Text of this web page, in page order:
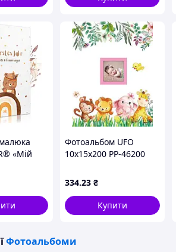
«Мій
A4
Фотоальбом UFO
10x15x200 PP-46200
334.23 ₴
Купити
Фотоальбоми